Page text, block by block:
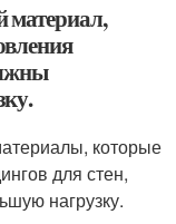
которые
для стен,
нагрузку.